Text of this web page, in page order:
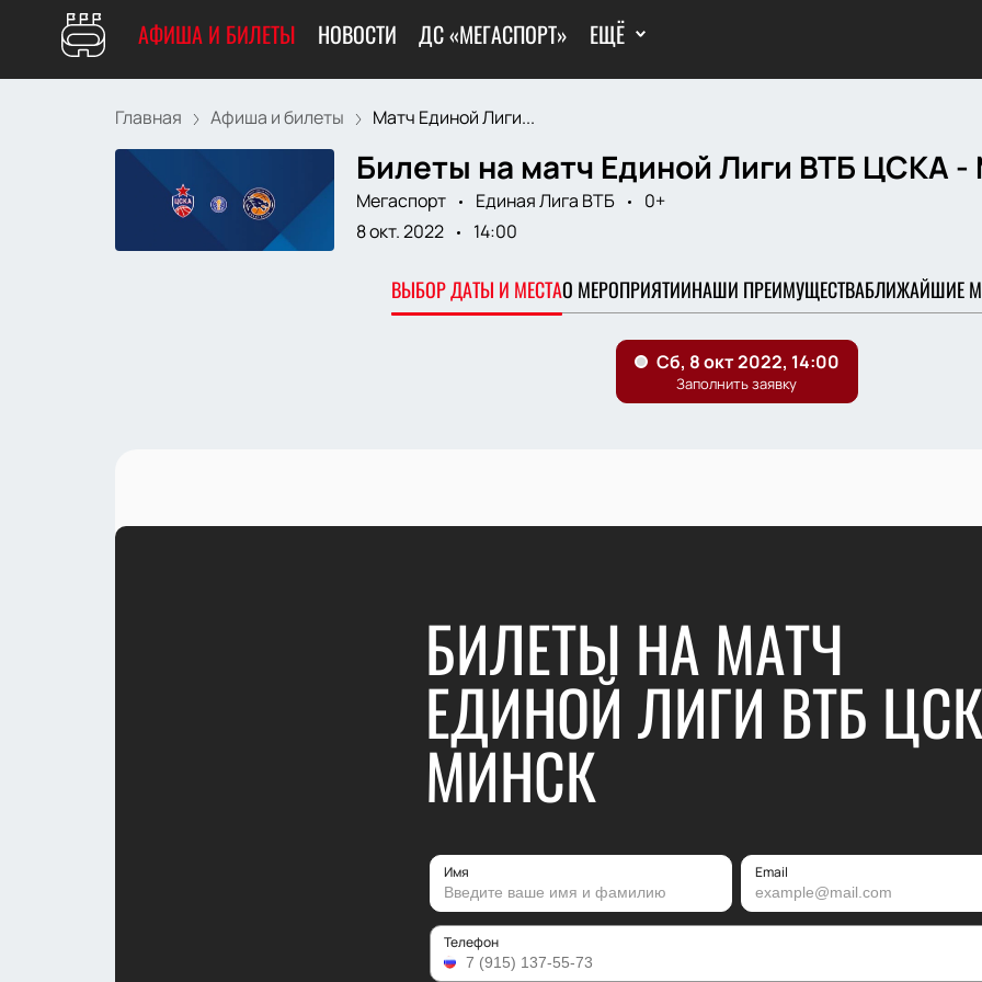
АФИША И БИЛЕТЫ НОВОСТИ ДС «МЕГАСПОРТ» ЕЩЁ
Главная Афиша и билеты Матч Единой Лиги...
Билеты на матч Единой Лиги ВТБ ЦСКА -
Мегаспорт Единая Лига ВТБ
0+
8 окт. 2022
14:00
ВЫБОР ДАТЫ И МЕСТАО МЕРОПРИЯТИИНАШИ ПРЕИМУЩЕСТВАБЛИЖАЙШИЕ
БИЛЕТЫ НА МАТЧ
ЕДИНОЙ ЛИГИ ВТБ
МИНСК
Имя Email
Телефон